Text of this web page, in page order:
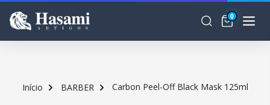
0
Início BARBER Carbon Peel-Off Black Mask 125ml